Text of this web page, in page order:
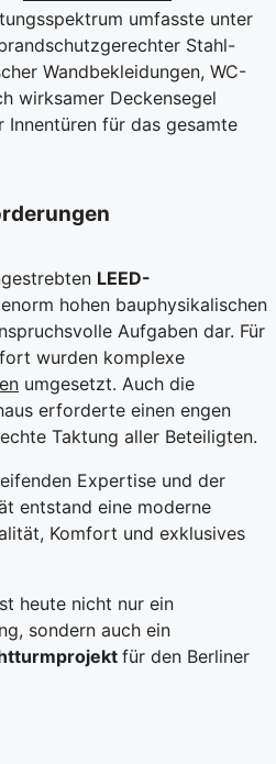
umfasste unter
Stahl-
Wandbekleidungen, WC-
wirksamer Deckensegel
Innentüren für das gesamte
LEED-
hohen bauphysikalischen
Aufgaben dar. Für
wurden komplexe
umgesetzt. Auch die
erforderte einen engen
Taktung aller Beteiligten.
Expertise und der
entstand eine moderne
Komfort und exklusives
heute nicht nur ein
sondern auch ein
für den Berliner